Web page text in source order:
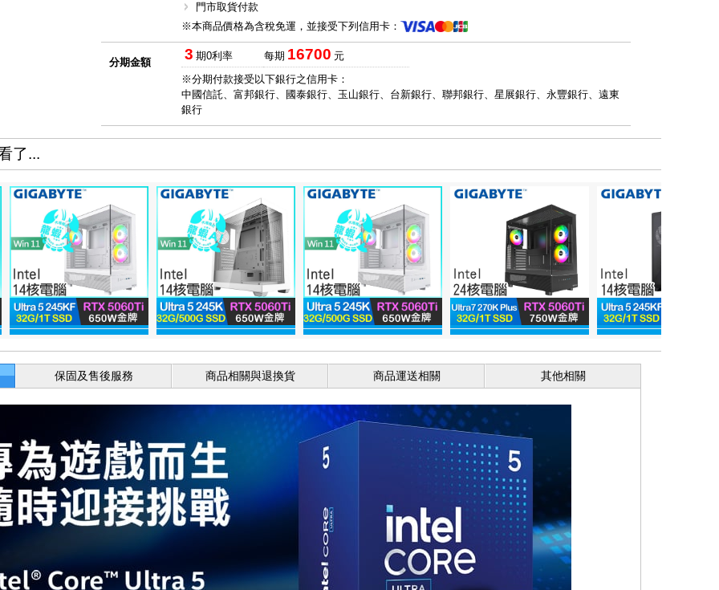
門市取貨付款
※本商品價格為含稅免運，並接受下列信用卡：
分期金額 3 期0利率 每期 16700 元
※分期付款接受以下銀行之信用卡：
中國信託、富邦銀行、國泰銀行、玉山銀行、台新銀行、聯邦銀行、星展銀行、永豐銀行、遠東
銀行
了...
保固及售後服務 商品相關與退換貨 商品運送相關 其他相關